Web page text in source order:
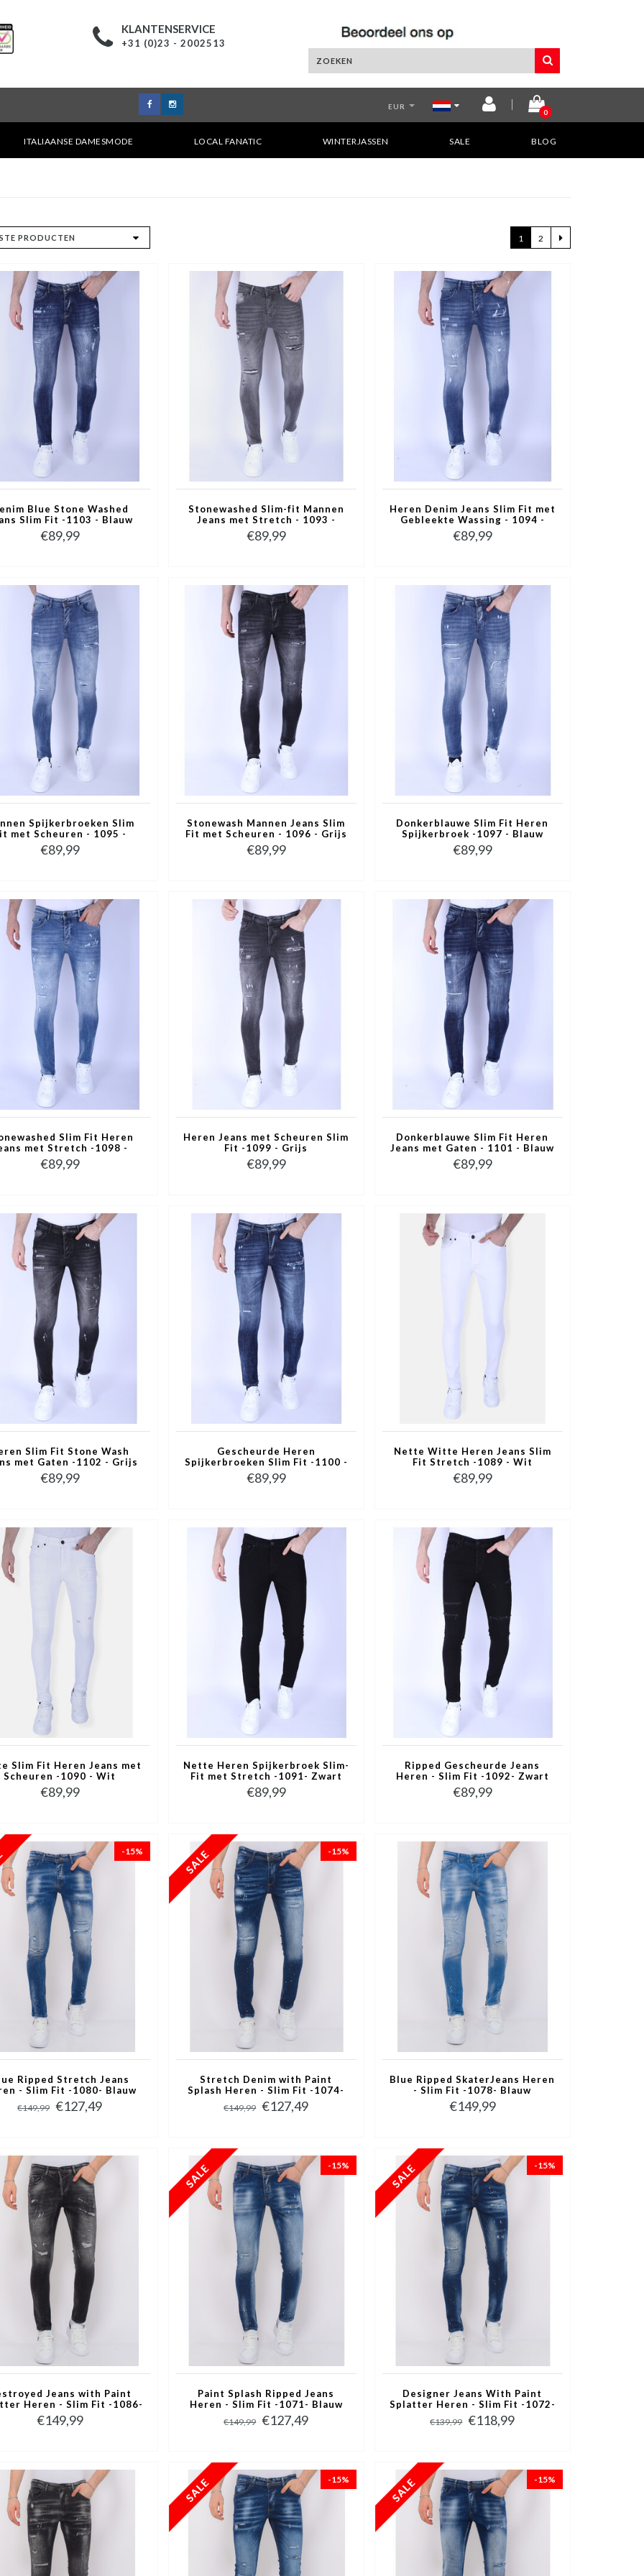
KLANTENSERVICE
+31 (0)23 - 2002513
EUR
0
ITALIAANSE DAMESMODE LOCAL FANATIC WINTERJASSEN SALE BLOG
1 2
Blue Stone Washed
Slim Fit -1103 - Blauw
€89,99
Stonewashed Slim-fit Mannen
Jeans met Stretch - 1093 -
Grijs
€89,99
Heren Denim Jeans Slim Fit met
Gebleekte Wassing - 1094 -
Blauw
€89,99
Spijkerbroeken Slim
met Scheuren - 1095 -
Blauw
€89,99
Stonewash Mannen Jeans Slim
Fit met Scheuren - 1096 - Grijs
€89,99
Donkerblauwe Slim Fit Heren
Spijkerbroek -1097 - Blauw
€89,99
Slim Fit Heren
met Stretch -1098 -
Blauw
€89,99
Heren Jeans met Scheuren Slim
Fit -1099 - Grijs
€89,99
Donkerblauwe Slim Fit Heren
Jeans met Gaten - 1101 - Blauw
€89,99
Slim Fit Stone Wash
met Gaten -1102 - Grijs
€89,99
Gescheurde Heren
Spijkerbroeken Slim Fit -1100 -
Blauw
€89,99
Nette Witte Heren Jeans Slim
Fit Stretch -1089 - Wit
€89,99
Slim Fit Heren Jeans met
Scheuren -1090 - Wit
€89,99
Nette Heren Spijkerbroek Slim-
Fit met Stretch -1091- Zwart
€89,99
Ripped Gescheurde Jeans
Heren - Slim Fit -1092- Zwart
€89,99
-15%
Ripped Stretch Jeans
- Slim Fit -1080- Blauw
€149,99 €127,49
-15%
Stretch Denim with Paint
Splash Heren - Slim Fit -1074-
Blauw
€149,99 €127,49
Blue Ripped SkaterJeans Heren
- Slim Fit -1078- Blauw
€149,99
Jeans with Paint
Heren - Slim Fit -1086-
Zwart
€149,99
-15%
Paint Splash Ripped Jeans
Heren - Slim Fit -1071- Blauw
€149,99 €127,49
-15%
Designer Jeans With Paint
Splatter Heren - Slim Fit -1072-
Blauw
€139,99 €118,99
-15% -15%